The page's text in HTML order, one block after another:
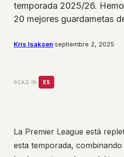
temporada 2025/26.
20 mejores guardametas
Kris Isaksen·septiembre 2, 2025
READ IN: ES
La Premier League está
esta temporada,